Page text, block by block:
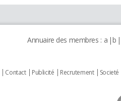
Annuaire des membres : a b
Contact Publicité Recrutement Societé